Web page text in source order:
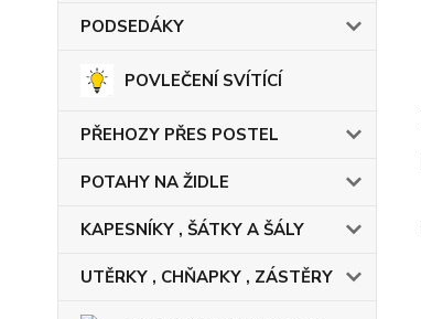
PODSEDÁKY
POVLEČENÍ SVÍTÍCÍ
PŘEHOZY PŘES POSTEL
POTAHY NA ŽIDLE
KAPESNÍKY , ŠÁTKY A ŠÁLY
UTĚRKY , CHŇAPKY , ZÁSTĚRY